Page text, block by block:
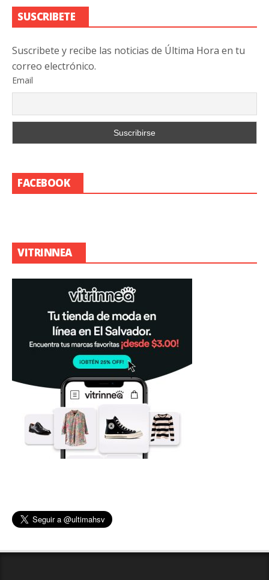
SUSCRIBETE
Suscribete y recibe las noticias de Última Hora en tu
correo electrónico.
Email
FACEBOOK
VITRINNEA